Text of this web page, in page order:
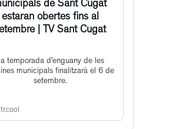
de Sant Cugat
estaran obertes fins al
| TV Sant Cugat
temporada d’enguany de les
municipals finalitzarà el 6 de
setembre.